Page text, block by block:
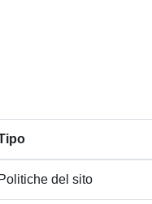
Politiche del sito